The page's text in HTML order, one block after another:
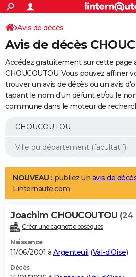
ACTUALITÉS
Politique
Société
Faits Divers
Education
Monde
Villes
+
SPORT
Coupe du monde 2026
Football
Tennis
Cyclisme
Rugby
Forum
Programme TV
TNT
Streaming
Cinéma
Sorties cinéma
Musique
+
FINANCE
Retraite
Epargne
Immobilier
Risques naturels par ville
Assurance
AUTO
Essais
Réserver un essai
Citadines
Berlines
SUV
Forum auto
+
Mobiles
Meilleur smartphone
Internet
Ordinateurs
Jeux vidéo
Guide high-tech
Aménagement intérieur
LIFESTYLE
Art de vivre
Bien-être
Loisirs
Mode
Modes de vie
Alimentation
Guide de la santé
Maladies
Médicaments
Sommeil
VOYAGE
Destinations
City break
Voyage nature
Voyage de noces
Forum
Climat
+PHOTO
GUIDES D'ACHAT
Avis de décès
Avis de décès
Accédez gratuitement sur cette page
CHOUCOUTOU. Vous pouvez affiner
trouver un avis de décès ou un avis
tapant le nom d'un défunt et/ou le
commune dans le moteur de
NOUVEAU : publiez un avis de
Linternaute.com
Joachim CHOUCOUTOU (24
Créer une cagnotte obsèques
Naissance
11/06/2001 à Argenteuil (Val-d'Oise)
Décès